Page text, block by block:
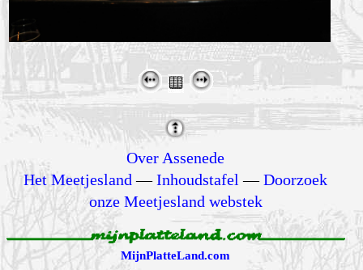
Over Assenede
Het Meetjesland —Inhoudstafel —Doorzoek
onze Meetjesland webstek
MijnPlatteLand.com